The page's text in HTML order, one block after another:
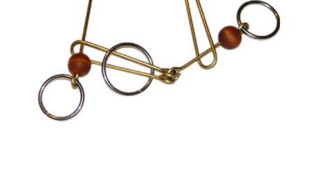
Retirando en Roca Negra
Sobre el Portal
Sugerencias y consultas